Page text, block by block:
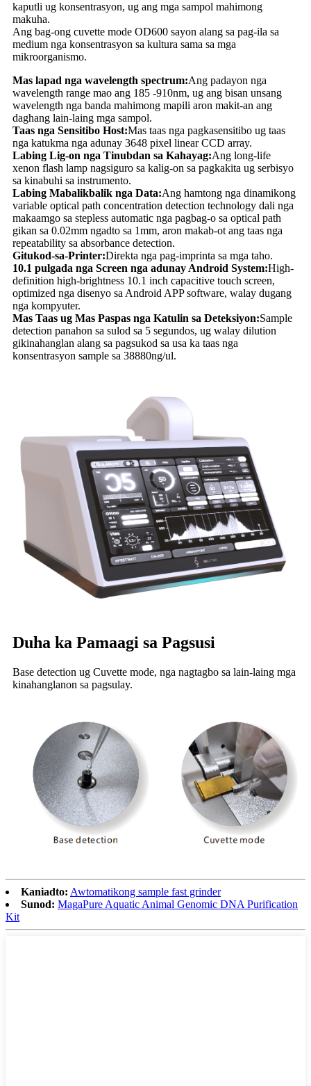
kaputli ug konsentrasyon, ug ang mga sampol mahimong
makuha.
Ang bag-ong cuvette mode OD600 sayon ​​​​alang sa pag-ila sa
medium nga konsentrasyon sa kultura sama sa mga
mikroorganismo.
Mas lapad nga wavelength spectrum:Ang padayon nga
wavelength range mao ang 185 -910nm, ug ang bisan unsang
wavelength nga banda mahimong mapili aron makit-an ang
daghang lain-laing mga sampol.
Taas nga Sensitibo Host:Mas taas nga pagkasensitibo ug taas
nga katukma nga adunay 3648 pixel linear CCD array.
Labing Lig-on nga Tinubdan sa Kahayag:Ang long-life
xenon flash lamp nagsiguro sa kalig-on sa pagkakita ug serbisyo
sa kinabuhi sa instrumento.
Labing Mabalikbalik nga Data:Ang hamtong nga dinamikong
variable optical path concentration detection technology dali nga
makaamgo sa stepless automatic nga pagbag-o sa optical path
gikan sa 0.02mm ngadto sa 1mm, aron makab-ot ang taas nga
repeatability sa absorbance detection.
Gitukod-sa-Printer:Direkta nga pag-imprinta sa mga taho.
10.1 pulgada nga Screen nga adunay Android System:High-
definition high-brightness 10.1 inch capacitive touch screen,
optimized nga disenyo sa Android APP software, walay dugang
nga kompyuter.
Mas Taas ug Mas Paspas nga Katulin sa Deteksiyon:Sample
detection panahon sa sulod sa 5 segundos, ug walay dilution
gikinahanglan alang sa pagsukod sa usa ka taas nga
konsentrasyon sample sa 38880ng/ul.
Duha ka Pamaagi sa Pagsusi
Base detection ug Cuvette mode, nga nagtagbo sa lain-laing mga
kinahanglanon sa pagsulay.
Kaniadto: Awtomatikong sample fast grinder
Sunod: MagaPure Aquatic Animal Genomic DNA Purification
Kit